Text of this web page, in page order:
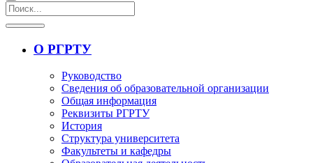
О РГРТУ
Руководство
Сведения об образовательной организации
Общая информация
Реквизиты РГРТУ
История
Структура университета
Факультеты и кафедры